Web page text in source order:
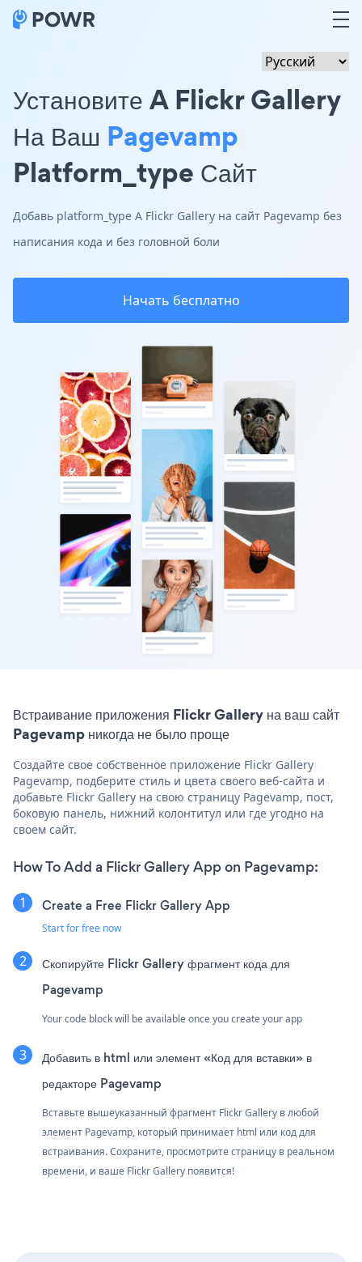
Установите A Flickr Gallery
На Ваш Pagevamp
Platform_type Сайт
Добавь platform_type A Flickr Gallery на сайт Pagevamp без
написания кода и без головной боли
Начать бесплатно
Встраивание приложения Flickr Gallery на ваш сайт
Pagevamp никогда не было проще
Создайте свое собственное приложение Flickr Gallery
Pagevamp, подберите стиль и цвета своего веб-сайта и
добавьте Flickr Gallery на свою страницу Pagevamp, пост,
боковую панель, нижний колонтитул или где угодно на
своем сайт.
How To Add a Flickr Gallery App on Pagevamp:
Create a Free Flickr Gallery App
Start for free now
Скопируйте Flickr Gallery фрагмент кода для
Pagevamp
Your code block will be available once you create your app
Добавить в html или элемент «Код для вставки» в
редакторе Pagevamp
Вставьте вышеуказанный фрагмент Flickr Gallery в любой
элемент Pagevamp, который принимает html или код для
встраивания. Сохраните, просмотрите страницу в реальном
времени, и ваше Flickr Gallery появится!